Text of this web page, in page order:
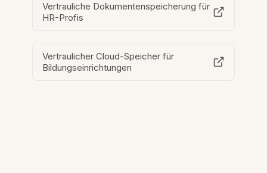
Vertrauliche Dokumentenspeicherung für
HR-Profis
Vertraulicher Cloud-Speicher für
Bildungseinrichtungen